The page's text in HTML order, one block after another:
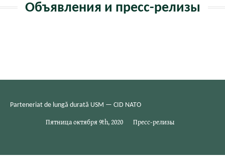
ть
Объявления и пресс-релизы
Parteneriat de lungă durată USM — CID NATO
Пятница октября 9th, 2020 Пресс-релизы